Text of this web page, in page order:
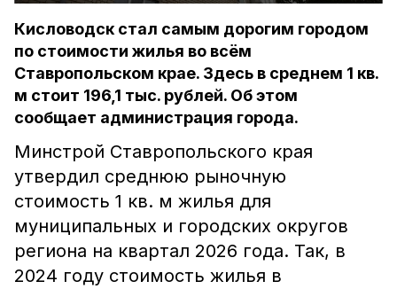
Кисловодск стал самым дорогим городом
по стоимости жилья во всём
Ставропольском крае. Здесь в среднем 1 кв.
м стоит 196,1 тыс. рублей. Об этом
сообщает администрация города.
Минстрой Ставропольского края
утвердил среднюю рыночную
стоимость 1 кв. м жилья для
муниципальных и городских округов
региона на квартал 2026 года. Так, в
2024 году стоимость жилья в